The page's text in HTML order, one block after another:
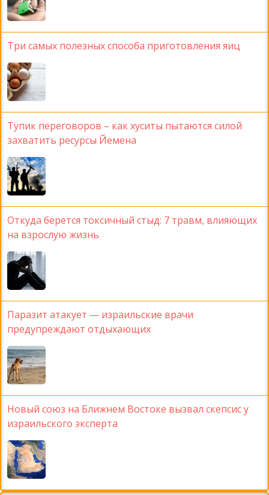
Три самых полезных способа приготовления яиц
Тупик переговоров – как хуситы пытаются силой
захватить ресурсы Йемена
Откуда берется токсичный стыд: 7 травм, влияющих
на взрослую жизнь
Паразит атакует — израильские врачи
предупреждают отдыхающих
Новый союз на Ближнем Востоке вызвал скепсис у
израильского эксперта